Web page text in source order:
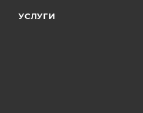
УСЛУГИ